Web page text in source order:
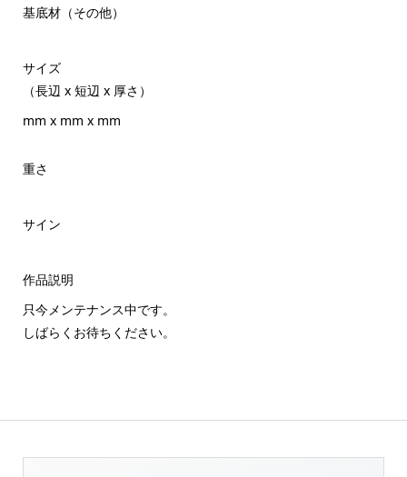
基底材（その他）
サイズ
（長辺 x 短辺 x 厚さ）
mm x mm x mm
重さ
サイン
作品説明
只今メンテナンス中です。
しばらくお待ちください。